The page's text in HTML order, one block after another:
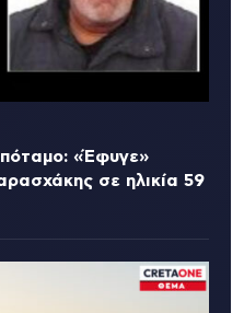
«Έφυγε»
σε ηλικία 59